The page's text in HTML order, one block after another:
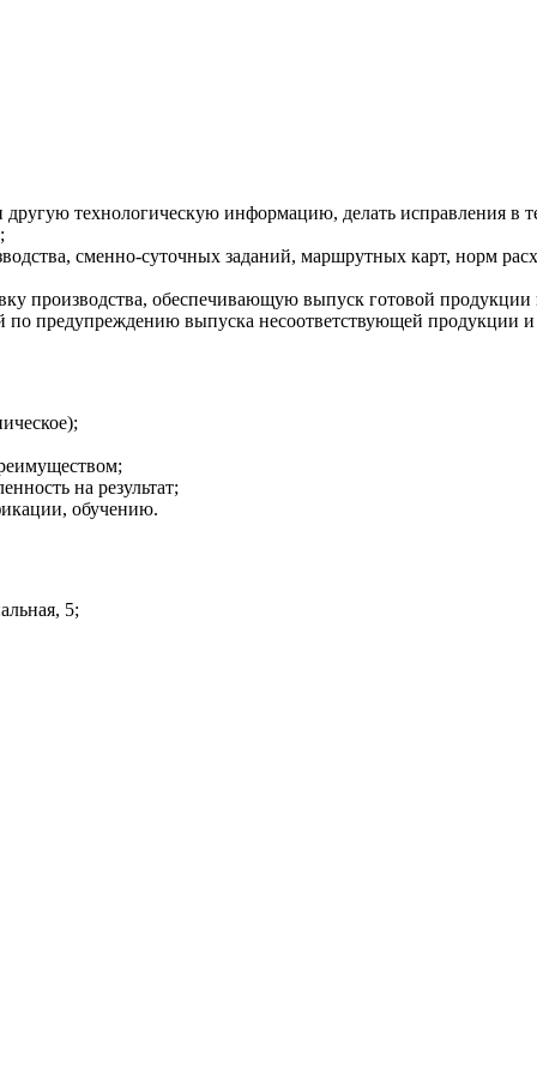
технологическую информацию, делать исправления в
сменно-суточных заданий, маршрутных карт, норм
производства, обеспечивающую выпуск готовой продукции
по предупреждению выпуска несоответствующей
на результат;
обучению.
5;